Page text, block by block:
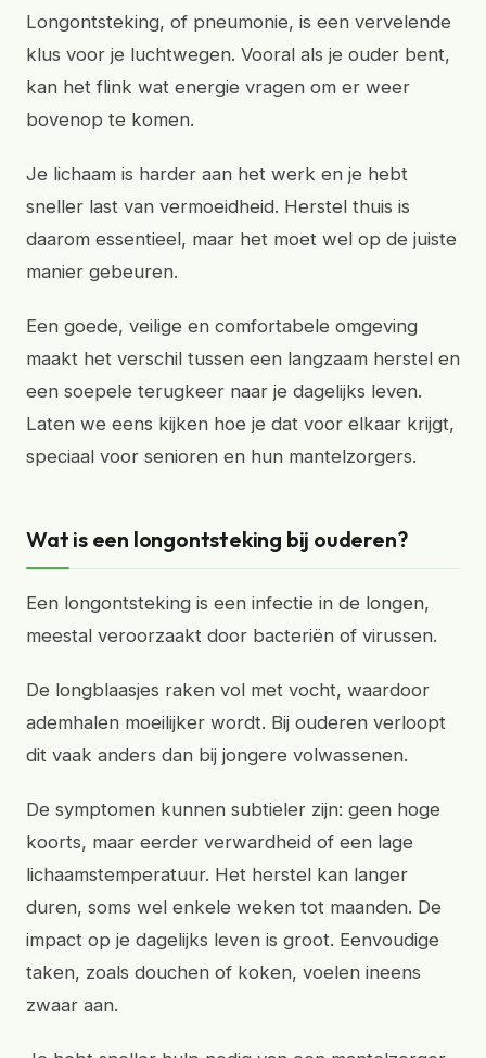
Longontsteking, of pneumonie, is een vervelende
klus voor je luchtwegen. Vooral als je ouder bent,
kan het flink wat energie vragen om er weer
bovenop te komen.
Je lichaam is harder aan het werk en je hebt
sneller last van vermoeidheid. Herstel thuis is
daarom essentieel, maar het moet wel op de juiste
manier gebeuren.
Een goede, veilige en comfortabele omgeving
maakt het verschil tussen een langzaam herstel en
een soepele terugkeer naar je dagelijks leven.
Laten we eens kijken hoe je dat voor elkaar krijgt,
speciaal voor senioren en hun mantelzorgers.
Wat is een longontsteking bij ouderen?
Een longontsteking is een infectie in de longen,
meestal veroorzaakt door bacteriën of virussen.
De longblaasjes raken vol met vocht, waardoor
ademhalen moeilijker wordt. Bij ouderen verloopt
dit vaak anders dan bij jongere volwassenen.
De symptomen kunnen subtieler zijn: geen hoge
koorts, maar eerder verwardheid of een lage
lichaamstemperatuur. Het herstel kan langer
duren, soms wel enkele weken tot maanden. De
impact op je dagelijks leven is groot. Eenvoudige
taken, zoals douchen of koken, voelen ineens
zwaar aan.